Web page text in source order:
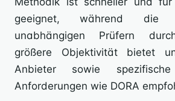
geeignet, während die
unabhängigen Prüfern
größere Objektivität bietet
Anbieter sowie spezifische
Anforderungen wie DORA